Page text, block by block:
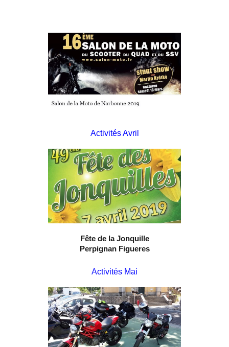
Activités Avril
Fête de la Jonquille
Perpignan Figueres
Activités Mai